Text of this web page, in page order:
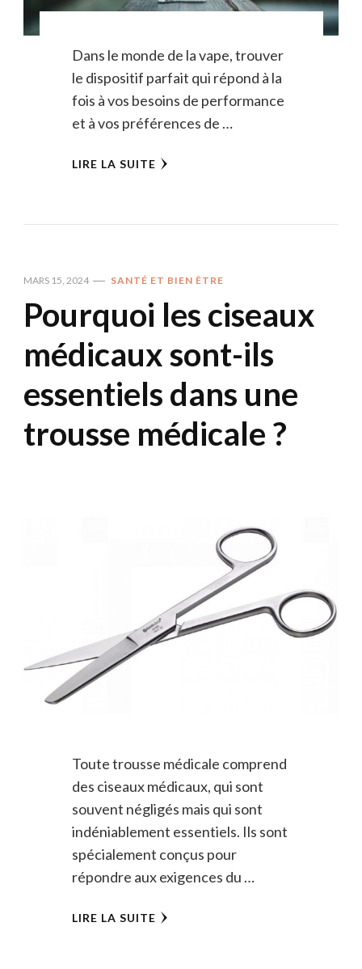
Dans le monde de la vape, trouver
le dispositif parfait qui répond à la
fois à vos besoins de performance
et à vos préférences de …
LIRE LA SUITE
MARS 15, 2024 SANTÉ ET BIEN ÊTRE
Pourquoi les ciseaux
médicaux sont-ils
essentiels dans une
trousse médicale ?
Toute trousse médicale comprend
des ciseaux médicaux, qui sont
souvent négligés mais qui sont
indéniablement essentiels. Ils sont
spécialement conçus pour
répondre aux exigences du …
LIRE LA SUITE